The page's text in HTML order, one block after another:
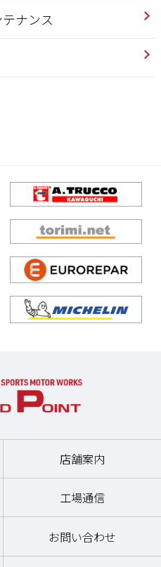
ナンス
店舗案内
工場通信
お問い合わせ